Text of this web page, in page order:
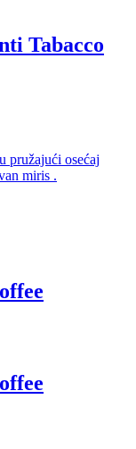
Tabacco
pružajući osećaj
miris .